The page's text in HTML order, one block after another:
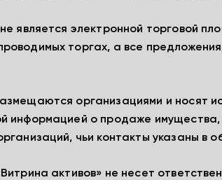
является электронной торговой
торгах, а все
организациями и носят
информацией о продаже
чьи контакты указаны в
активов» не несет